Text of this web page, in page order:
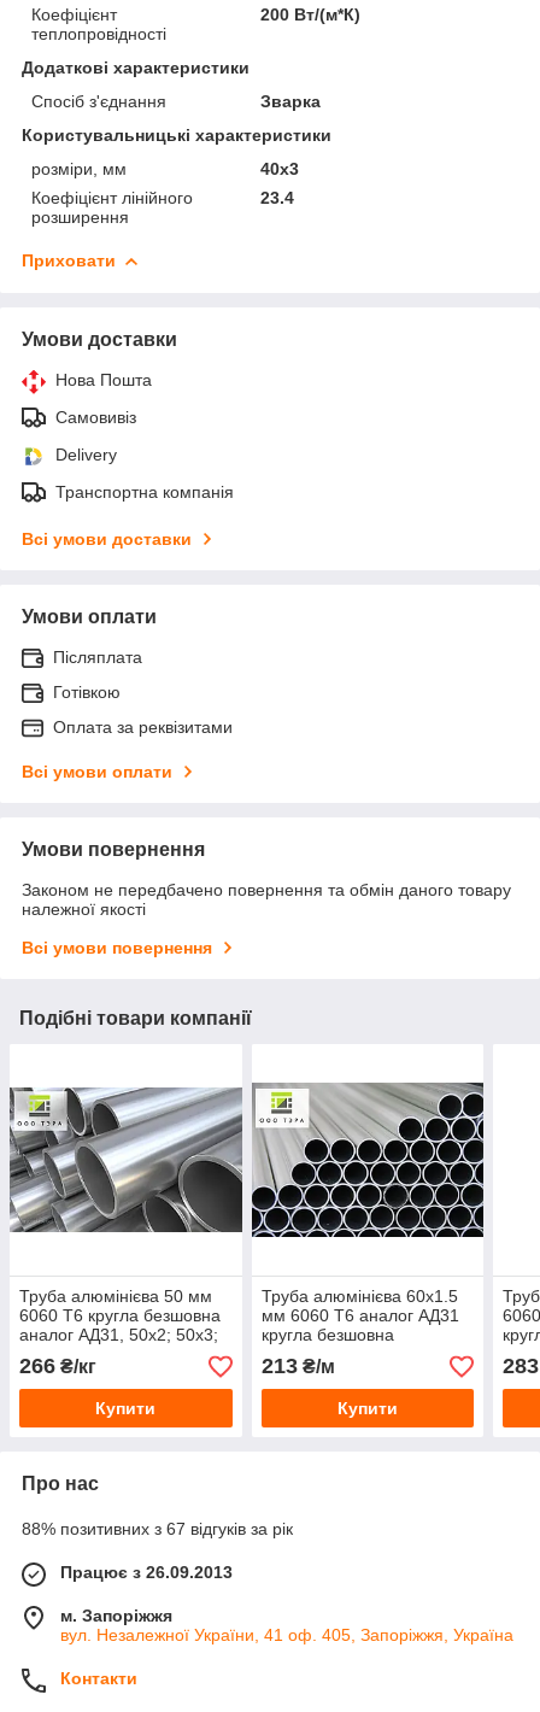
Коефіцієнт
теплопровідності
200 Вт/(м*К)
Додаткові характеристики
Спосіб з'єднання
Зварка
Користувальницькі характеристики
розміри, мм
40х3
Коефіцієнт лінійного
розширення
23.4
Приховати
Умови доставки
Нова Пошта
Самовивіз
Delivery
Транспортна компанія
Всі умови доставки
Умови оплати
Післяплата
Готівкою
Оплата за реквізитами
Всі умови оплати
Умови повернення
Законом не передбачено повернення та обмін даного товару
належної якості
Всі умови повернення
Подібні товари компанії
Труба алюмінієва 50 мм
6060 Т6 кругла безшовна
аналог АД31, 50х2; 50х3;
50х4; 50х5 мм.
266 ₴/кг
Купити
Труба алюмінієва 60х1.5
мм 6060 Т6 аналог АД31
кругла безшовна
213₴/м
Купити
283
Про нас
88% позитивних з 67 відгуків за рік
Працює з 26.09.2013
м. Запоріжжя
вул. Незалежної України, 41 оф. 405, Запоріжжя, Україна
Контакти